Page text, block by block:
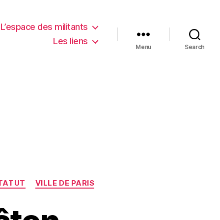
L’espace des militants
Les liens
Menu Search
VILLE DE PARIS